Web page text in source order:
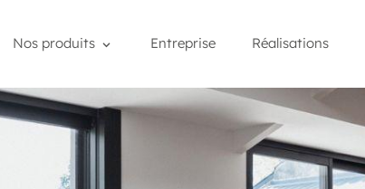
Nos produits Entreprise Réalisations